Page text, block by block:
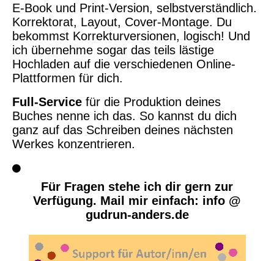
E-Book und Print-Version, selbstverständlich.
Korrektorat, Layout, Cover-Montage. Du
bekommst Korrekturversionen, logisch! Und
ich übernehme sogar das teils lästige
Hochladen auf die verschiedenen Online-
Plattformen für dich.
Full-Service für die Produktion deines
Buches nenne ich das. So kannst du dich
ganz auf das Schreiben deines nächsten
Werkes konzentrieren.
Für Fragen stehe ich dir gern zur
Verfügung. Mail mir einfach: info @
gudrun-anders.de